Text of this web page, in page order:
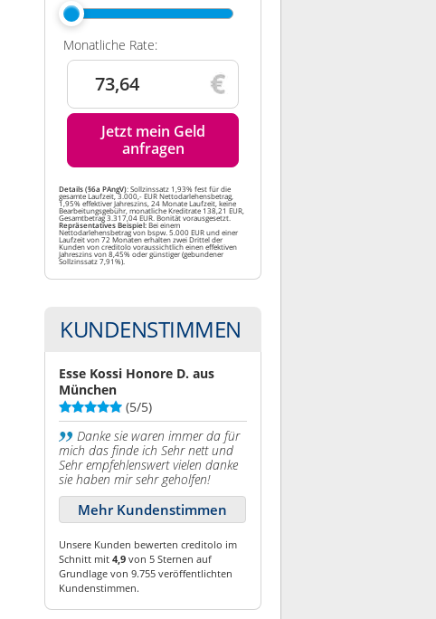
Monatliche Rate:
73,64
Jetzt mein Geld
anfragen
Details (§6a PAngV): Sollzinssatz 1,93% fest für die
gesamte Laufzeit, 3.000,- EUR Nettodarlehensbetrag,
1,95% effektiver Jahreszins, 24 Monate Laufzeit, keine
Bearbeitungsgebühr, monatliche Kreditrate 138,21 EUR,
Gesamtbetrag 3.317,04 EUR. Bonität vorausgesetzt.
Repräsentatives Beispiel:Bei einem
Nettodarlehensbetrag von bspw. 5.000 EUR und einer
Laufzeit von 72 Monaten erhalten zwei Drittel der
Kunden von creditolo voraussichtlich einen effektiven
Jahreszins von 8,45% oder günstiger (gebundener
Sollzinssatz 7,91%).
KUNDENSTIMMEN
Esse Kossi Honore D. aus
München
(5/5)
Danke sie waren immer da für
mich das finde ich Sehr nett und
Sehr empfehlenswert vielen danke
sie haben mir sehr geholfen!
Mehr Kundenstimmen
Unsere Kunden bewerten creditolo im
Schnitt mit 4,9 von 5 Sternen auf
Grundlage von 9.755 veröffentlichten
Kundenstimmen.